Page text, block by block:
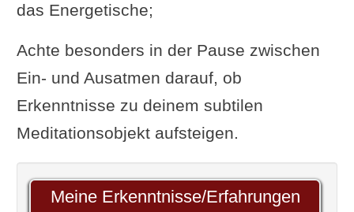
das Energetische;
Achte besonders in der Pause zwischen
Ein- und Ausatmen darauf, ob
Erkenntnisse zu deinem subtilen
Meditationsobjekt aufsteigen.
Meine Erkenntnisse/Erfahrungen